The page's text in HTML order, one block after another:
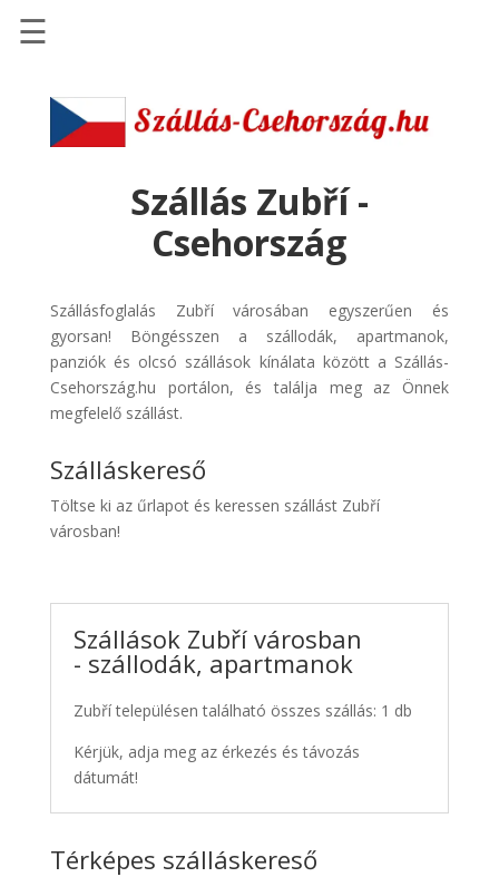
Szállások
Szállásinfo.eu
pénzvisszatérítéssel
Discover
Cars
Transzfer
Kiwi
Taxi
☰
Szállás Zubří -
Csehország
Szállásfoglalás Zubří városában egyszerűen és
gyorsan! Böngésszen a szállodák, apartmanok,
panziók és olcsó szállások kínálata között a Szállás-
Csehország.hu portálon, és találja meg az Önnek
megfelelő szállást.
Szálláskereső
Töltse ki az űrlapot és keressen szállást Zubří
városban!
Szállások Zubří városban
- szállodák, apartmanok
Zubří településen található összes szállás: 1 db
Kérjük, adja meg az érkezés és távozás
dátumát!
Térképes szálláskereső